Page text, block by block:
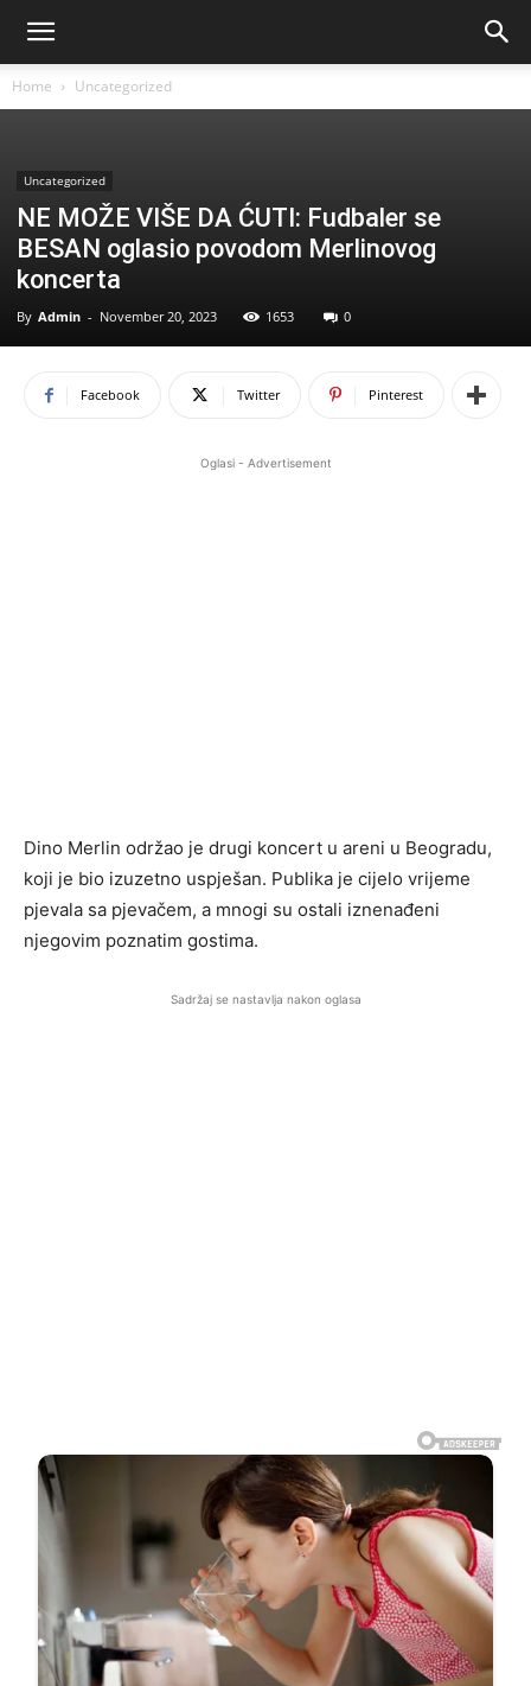
Home Uncategorized
Uncategorized
NE MOŽE VIŠE DA ĆUTI: Fudbaler se
BESAN oglasio povodom Merlinovog
koncerta
By Admin - November 20, 2023 1653 0
Facebook Twitter Pinterest
Oglasi - Advertisement
Dino Merlin održao je drugi koncert u areni u Beogradu,
koji je bio izuzetno uspješan. Publika je cijelo vrijeme
pjevala sa pjevačem, a mnogi su ostali iznenađeni
njegovim poznatim gostima.
Sadržaj se nastavlja nakon oglasa